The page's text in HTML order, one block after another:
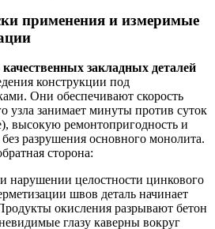
применения и измеримые
закладных деталей
конструкции под
Они обеспечивают скорость
узла занимает минуты против суток
высокую ремонтопригодность и
разрушения основного монолита.
сторона:
нарушении целостности цинкового
швов деталь начинает
окисления разрывают бетон
глазу каверны вокруг